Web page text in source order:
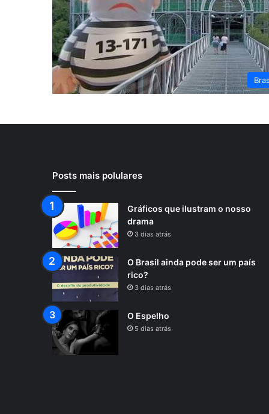
Posts mais polulares
Gráficos que ilustram o nosso
drama
3 dias atrás
O Brasil ainda pode ser um país
rico?
3 dias atrás
O Espelho
5 dias atrás